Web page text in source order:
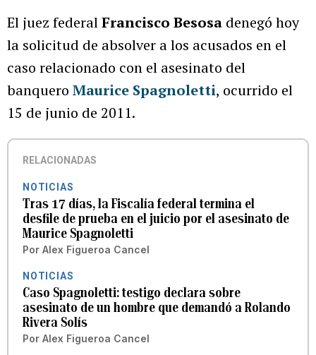
El juez federalFrancisco Besosa denegó hoy
la solicitud de absolver a los acusados en el
caso relacionado con el asesinato del
banquero Maurice Spagnoletti, ocurrido el
15 de junio de 2011.
RELACIONADAS
NOTICIAS
Tras 17 días, la Fiscalía federal termina el
desfile de prueba en el juicio por el asesinato de
Maurice Spagnoletti
Por Alex Figueroa Cancel
NOTICIAS
Caso Spagnoletti: testigo declara sobre
asesinato de un hombre que demandó a Rolando
Rivera Solís
Por Alex Figueroa Cancel